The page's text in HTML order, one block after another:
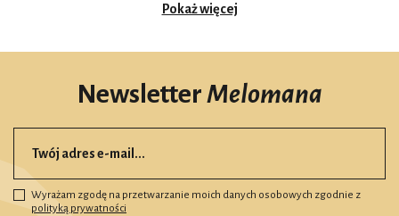
Pokaż więcej
NewsletterMelomana
Wyrażam zgodę na przetwarzanie moich danych osobowych zgodnie z
polityką prywatności